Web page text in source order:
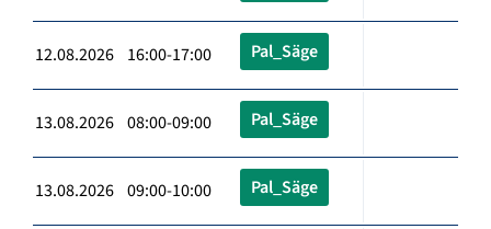
12.08.2026 16:00-17:00 Pal_Säge
13.08.2026 08:00-09:00 Pal_Säge
13.08.2026 09:00-10:00 Pal_Säge